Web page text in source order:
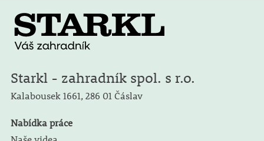
Starkl - zahradník spol. s r.o.
Kalabousek 1661, 286 01 Čáslav
Nabídka práce